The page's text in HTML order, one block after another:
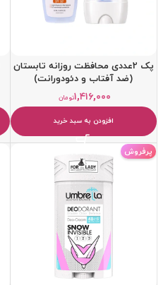
پک 2عددی محافظت روزانه تابستان
(ضد آفتاب و دئودورانت)
تومان۱,۴۱۶,۰۰۰
افزودن به سبد خرید
پرفروش